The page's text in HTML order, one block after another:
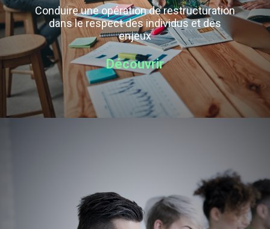
Conduire une opération de restructuration
dans le respect des individus et des
enjeux
Découvrir